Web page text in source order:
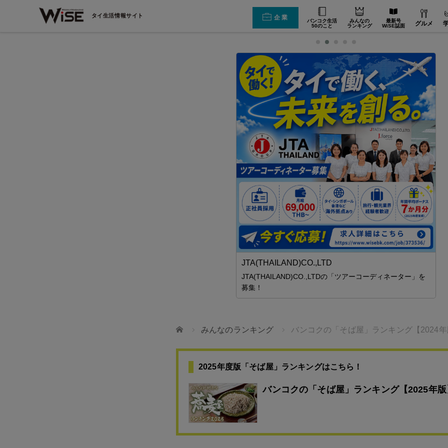
タイ生活情報サイト 企業
バンコク生活
50のこと
みんなの
ランキング
最新号
WiSE誌面
グルメ
JTA(THAILAND)CO.,LTD
JTA(THAILAND)CO.,LTDの「ツアーコーディネーター」を
募集！
ホーム みんなのランキング バンコクの「そば屋」ランキング【2024年
2025年度版「そば屋」ランキングはこちら！
バンコクの「そば屋」ランキング【2025年版